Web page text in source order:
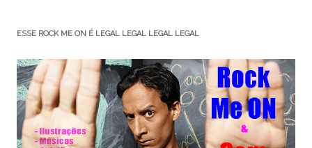
ESSE ROCK ME ON É LEGAL LEGAL LEGAL LEGAL